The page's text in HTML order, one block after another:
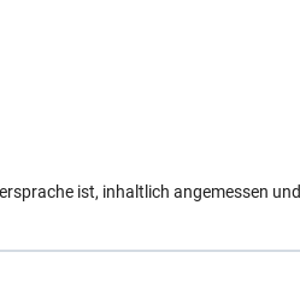
ist, inhaltlich angemessen und